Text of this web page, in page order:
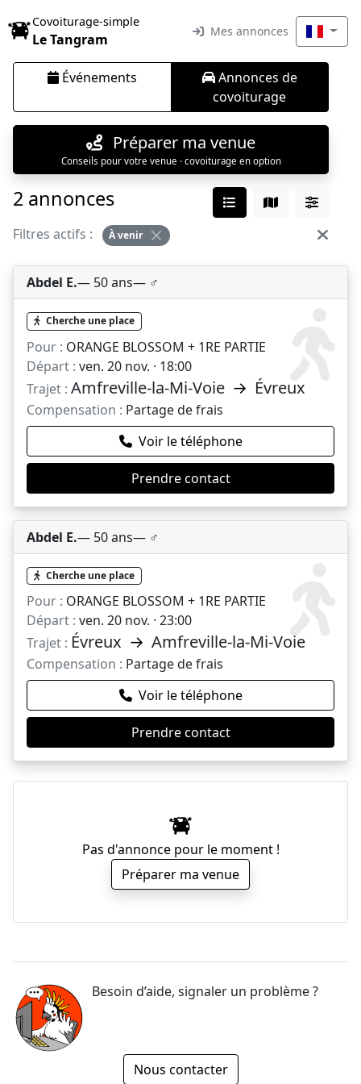
Covoiturage-simple
Le Tangram Mes annonces
Événements
Annonces de
covoiturage
Préparer ma venue
Conseils pour votre venue · covoiturage en option
2 annonces
Filtres actifs : À venir
Abdel E.— 50 ans— ♂️
Cherche une place
Pour : ORANGE BLOSSOM + 1RE PARTIE
Départ : ven. 20 nov. · 18:00
Trajet : Amfreville-la-Mi-Voie → Évreux
Compensation : Partage de frais
Voir le téléphone
Prendre contact
Abdel E.— 50 ans— ♂️
Cherche une place
Pour : ORANGE BLOSSOM + 1RE PARTIE
Départ : ven. 20 nov. · 23:00
Trajet : Évreux → Amfreville-la-Mi-Voie
Compensation : Partage de frais
Voir le téléphone
Prendre contact
Pas d'annonce pour le moment !
Préparer ma venue
Besoin d’aide, signaler un problème ?
Nous contacter